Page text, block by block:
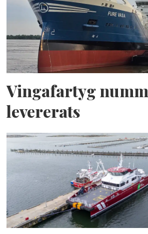
Vingafartyg
levererats